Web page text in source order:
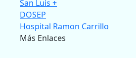
San Luis +
DOSEP
Hospital Ramon Carrillo
Más Enlaces